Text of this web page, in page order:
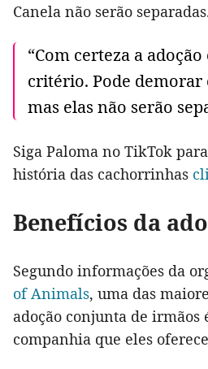
Canela não serão
“Com certeza a
critério. Pode demorar
mas elas não serão
Siga Paloma no TikTok
história das cachorrinhas
Benefícios da
Segundo informações da
of Animals, uma das
adoção conjunta de irmãos
companhia que eles